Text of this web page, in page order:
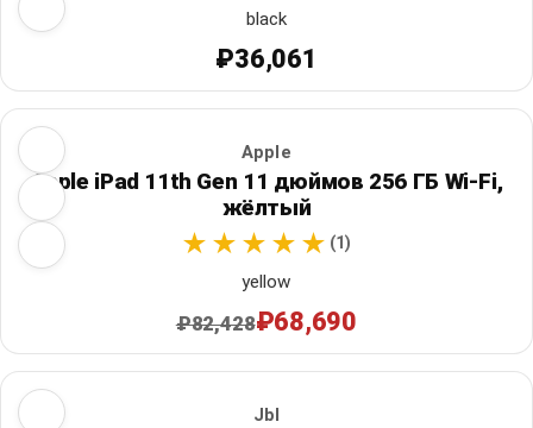
black
₽36,061
Apple
Apple iPad 11th Gen 11 дюймов 256 ГБ Wi‑Fi,
жёлтый
(1)
yellow
₽82,428₽68,690
Jbl